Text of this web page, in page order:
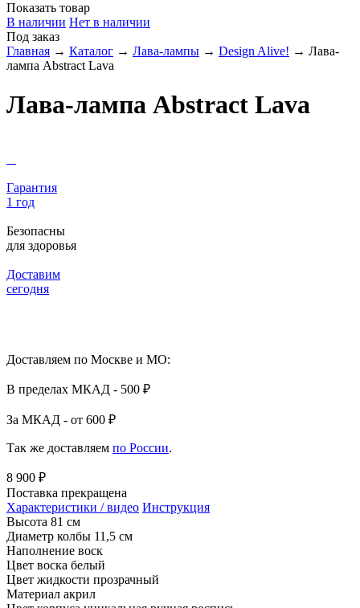
Показать товар
В наличии Нет в наличии
Под заказ
Главная → Каталог → Лава-лампы → Design Alive! → Лава-
лампа Abstract Lava
Лава-лампа Abstract Lava
Гарантия
1 год
Безопасны
для здоровья
Доставим
сегодня
Доставляем по Москве и МО:
В пределах МКАД - 500 ₽
За МКАД - от 600 ₽
Так же доставляем по России.
8 900 ₽
Поставка прекращена
Характеристики / видео Инструкция
Высота 81 см
Диаметр колбы 11,5 см
Наполнение воск
Цвет воска белый
Цвет жидкости прозрачный
Материал акрил